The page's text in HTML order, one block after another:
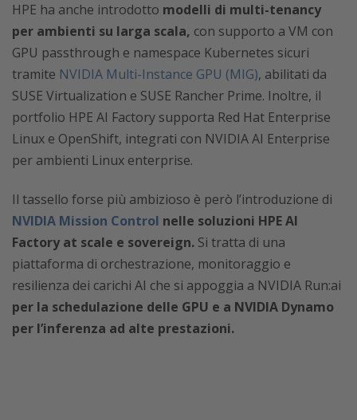
HPE ha anche introdotto modelli di multi-tenancy
per ambienti su larga scala, con supporto a VM con
GPU passthrough e namespace Kubernetes sicuri
tramite NVIDIA Multi-Instance GPU (MIG), abilitati da
SUSE Virtualization e SUSE Rancher Prime. Inoltre, il
portfolio HPE AI Factory supporta Red Hat Enterprise
Linux e OpenShift, integrati con NVIDIA AI Enterprise
per ambienti Linux enterprise.
Il tassello forse più ambizioso è però l’introduzione di
NVIDIA Mission Control nelle soluzioni HPE AI
Factory at scale e sovereign. Si tratta di una
piattaforma di orchestrazione, monitoraggio e
resilienza dei carichi AI che si appoggia a NVIDIA Run:ai
per la schedulazione delle GPU e a NVIDIA Dynamo
per l’inferenza ad alte prestazioni.